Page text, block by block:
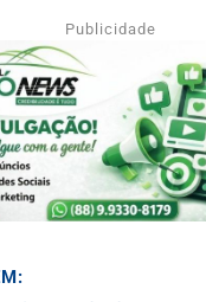
Publicidade